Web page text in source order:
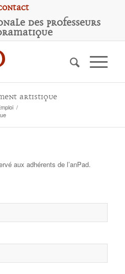
des Professeurs
ramatique
artistique
/
aux adhérents de l’anPad.